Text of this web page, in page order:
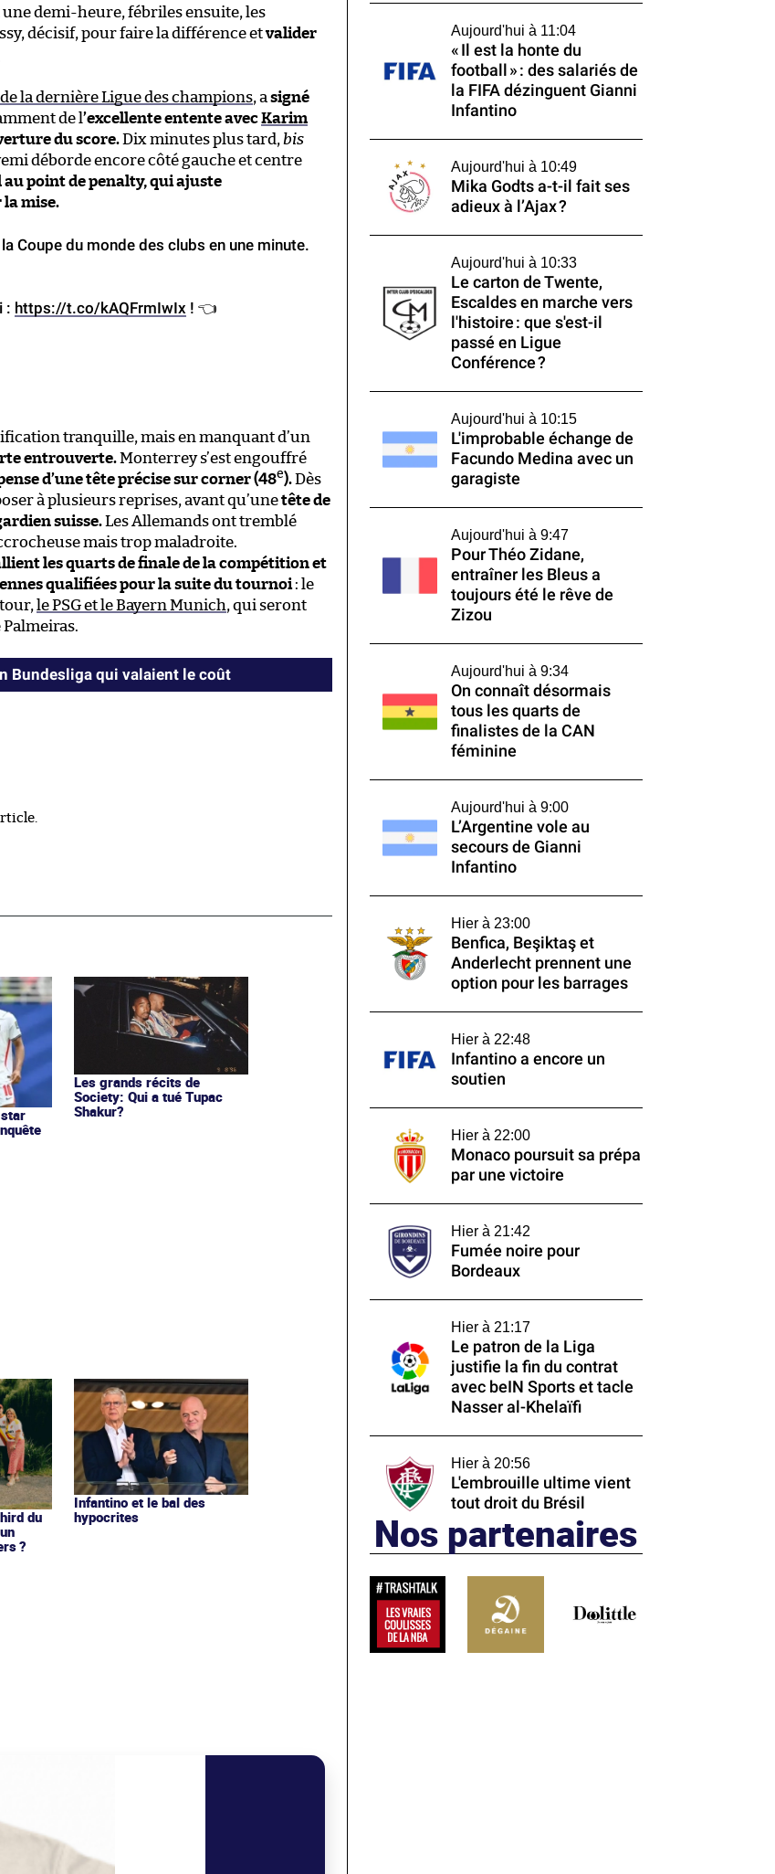
demi-heure, fébriles ensuite, les
décisif, pour faire la différence etvalider
la dernière Ligue des champions, a signé
de l’excellente entente avecKarim
du score.Dix minutes plus tard, bis
déborde encore côté gauche et centre
au point de penalty, qui ajuste
mise.
Coupe du monde des clubs en une minute.
: https://t.co/kAQFrmIwIx ! 👈
tranquille, mais en manquant d’un
entrouverte.Monterrey s’est engouffré
d’une tête précise sur corner (48e).Dès
à plusieurs reprises, avant qu’unetête de
suisse.Les Allemands ont tremblé
mais trop maladroite.
les quarts de finale de la compétition et
qualifiées pour la suite du tournoi: le
le PSG et le Bayern Munich, qui seront
Bundesliga qui valaient le coût
Les grands récits de
Society: Qui a tué Tupac
Shakur?
du
?
Infantino et le bal des
hypocrites
Aujourd'hui à 11:04
« Il est la honte du
football » : des salariés de
la FIFA dézinguent Gianni
Infantino
Aujourd'hui à 10:49
Mika Godts a-t-il fait ses
adieux à l’Ajax ?
Aujourd'hui à 10:33
Le carton de Twente,
Escaldes en marche vers
l'histoire : que s'est-il
passé en Ligue
Conférence ?
Aujourd'hui à 10:15
L'improbable échange de
Facundo Medina avec un
garagiste
Aujourd'hui à 9:47
Pour Théo Zidane,
entraîner les Bleus a
toujours été le rêve de
Zizou
Aujourd'hui à 9:34
On connaît désormais
tous les quarts de
finalistes de la CAN
féminine
Aujourd'hui à 9:00
L’Argentine vole au
secours de Gianni
Infantino
Hier à 23:00
Benfica, Beşiktaş et
Anderlecht prennent une
option pour les barrages
Hier à 22:48
Infantino a encore un
soutien
Hier à 22:00
Monaco poursuit sa prépa
par une victoire
Hier à 21:42
Fumée noire pour
Bordeaux
Hier à 21:17
Le patron de la Liga
justifie la fin du contrat
avec beIN Sports et tacle
Nasser al-Khelaïfi
Hier à 20:56
L'embrouille ultime vient
tout droit du Brésil
Nos partenaires